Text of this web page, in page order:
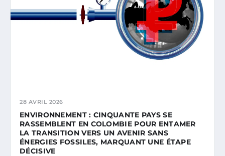
28 AVRIL 2026
ENVIRONNEMENT : CINQUANTE PAYS SE
RASSEMBLENT EN COLOMBIE POUR ENTAMER
LA TRANSITION VERS UN AVENIR SANS
ÉNERGIES FOSSILES, MARQUANT UNE ÉTAPE
DÉCISIVE